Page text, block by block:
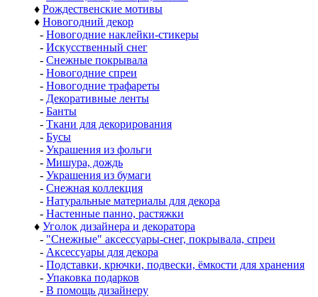
♦ Рождественские мотивы
♦ Новогодний декор
- Новогодние наклейки-стикеры
- Искусственный снег
- Снежные покрывала
- Новогодние спреи
- Новогодние трафареты
- Декоративные ленты
- Банты
- Ткани для декорирования
- Бусы
- Украшения из фольги
- Мишура, дождь
- Украшения из бумаги
- Снежная коллекция
- Натуральные материалы для декора
- Настенные панно, растяжки
♦ Уголок дизайнера и декоратора
- "Снежные" аксессуары-снег, покрывала, спреи
- Аксессуары для декора
- Подставки, крючки, подвески, ёмкости для хранения
- Упаковка подарков
- В помощь дизайнеру